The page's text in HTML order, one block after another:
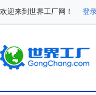
欢迎来到世界工厂网！ 登